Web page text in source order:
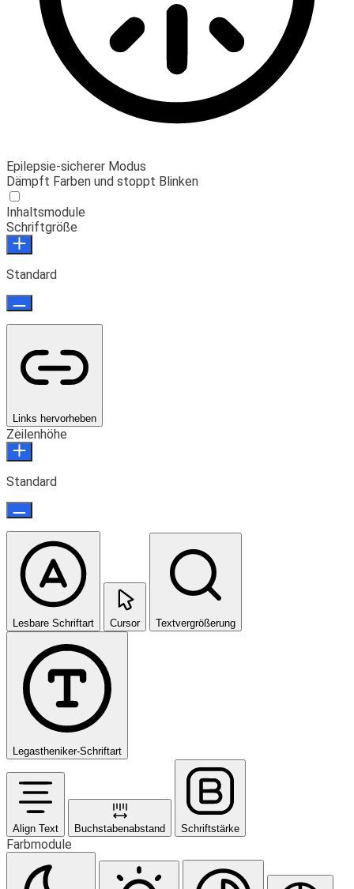
Epilepsie-sicherer Modus
Dämpft Farben und stoppt Blinken
Inhaltsmodule
Schriftgröße
Standard
Links hervorheben
Zeilenhöhe
Standard
Lesbare Schriftart Cursor Textvergrößerung
Legastheniker-Schriftart
Align Text Buchstabenabstand Schriftstärke
Farbmodule